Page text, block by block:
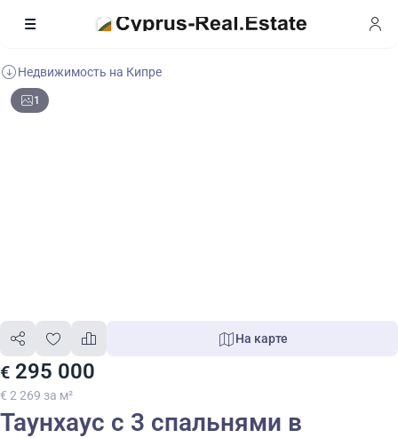
Недвижимость на Кипре
1
€ 295 000
€ 2 269 за м²
На карте
Таунхаус с 3 спальнями в